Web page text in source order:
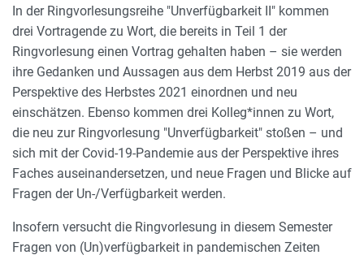
In der Ringvorlesungsreihe "Unverfügbarkeit II" kommen
drei Vortragende zu Wort, die bereits in Teil 1 der
Ringvorlesung einen Vortrag gehalten haben – sie werden
ihre Gedanken und Aussagen aus dem Herbst 2019 aus der
Perspektive des Herbstes 2021 einordnen und neu
einschätzen. Ebenso kommen drei Kolleg*innen zu Wort,
die neu zur Ringvorlesung "Unverfügbarkeit" stoßen – und
sich mit der Covid-19-Pandemie aus der Perspektive ihres
Faches auseinandersetzen, und neue Fragen und Blicke auf
Fragen der Un-/Verfügbarkeit werden.
Insofern versucht die Ringvorlesung in diesem Semester
Fragen von (Un)verfügbarkeit in pandemischen Zeiten